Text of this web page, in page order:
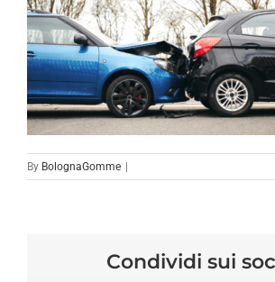
By BolognaGomme
Condividi sui